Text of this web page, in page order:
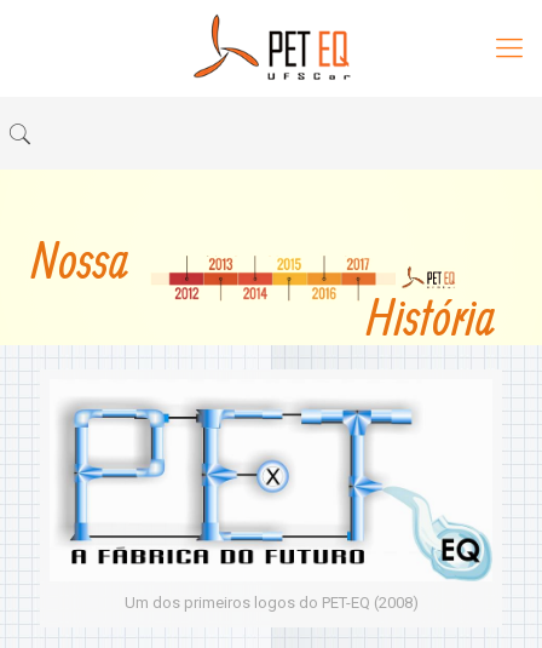
Nossa
História
Um dos primeiros logos do PET-EQ (2008)